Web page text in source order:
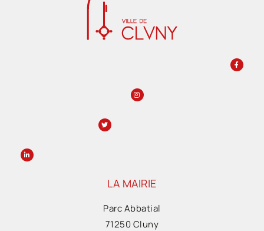
LA MAIRIE
Parc Abbatial
71250 Cluny